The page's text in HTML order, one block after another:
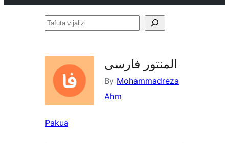
Tafuta
المنتور فارسی
By Mohammadreza
Ahm
Pakua